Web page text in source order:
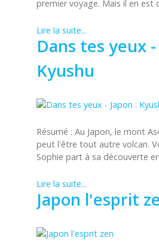
premier voyage. Mais il en est
Lire la suite...
Dans tes yeux -
Kyushu
Résumé : Au Japon, le mont
peut l'être tout autre volcan.
Sophie part à sa découverte
Lire la suite...
Japon l'esprit